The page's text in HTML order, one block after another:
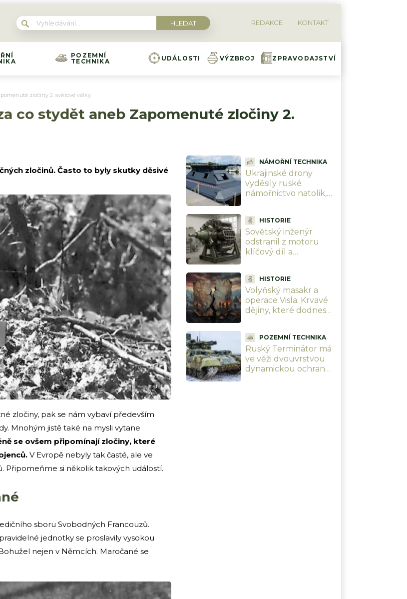
REDAKCE KONTAKT
POZEMNÍ
TECHNIKA
UDÁLOSTI VÝZBROJ ZPRAVODAJSTVÍ
zločiny 2. světové války
co stydět aneb Zapomenuté zločiny 2.
zločinů. Často to byly skutky děsivé
i
zločiny, pak se nám vybaví především
Mnohým jistě také na mysli vytane
se ovšem připomínají zločiny, které
V Evropě nebyly tak časté, ale ve
Připomeňme si několik takových událostí.
sboru Svobodných Francouzů.
jednotky se proslavily vysokou
nejen v Němcích. Maročané se
NÁMOŘNÍ TECHNIKA
Ukrajinské drony
vyděsily ruské
námořnictvo natolik,
kulometem. Věří, že to
stačí
HISTORIE
Sovětský inženýr
odstranil z motoru
klíčový díl a
patent zapomněl, teď
se k němu vrací
HISTORIE
Volyňský masakr a
operace Visla: Krvavé
dějiny, které dodnes
přihlíží a slaví
POZEMNÍ TECHNIKA
Ruský Terminátor má
ve věži dvouvrstvou
dynamickou ochranu,